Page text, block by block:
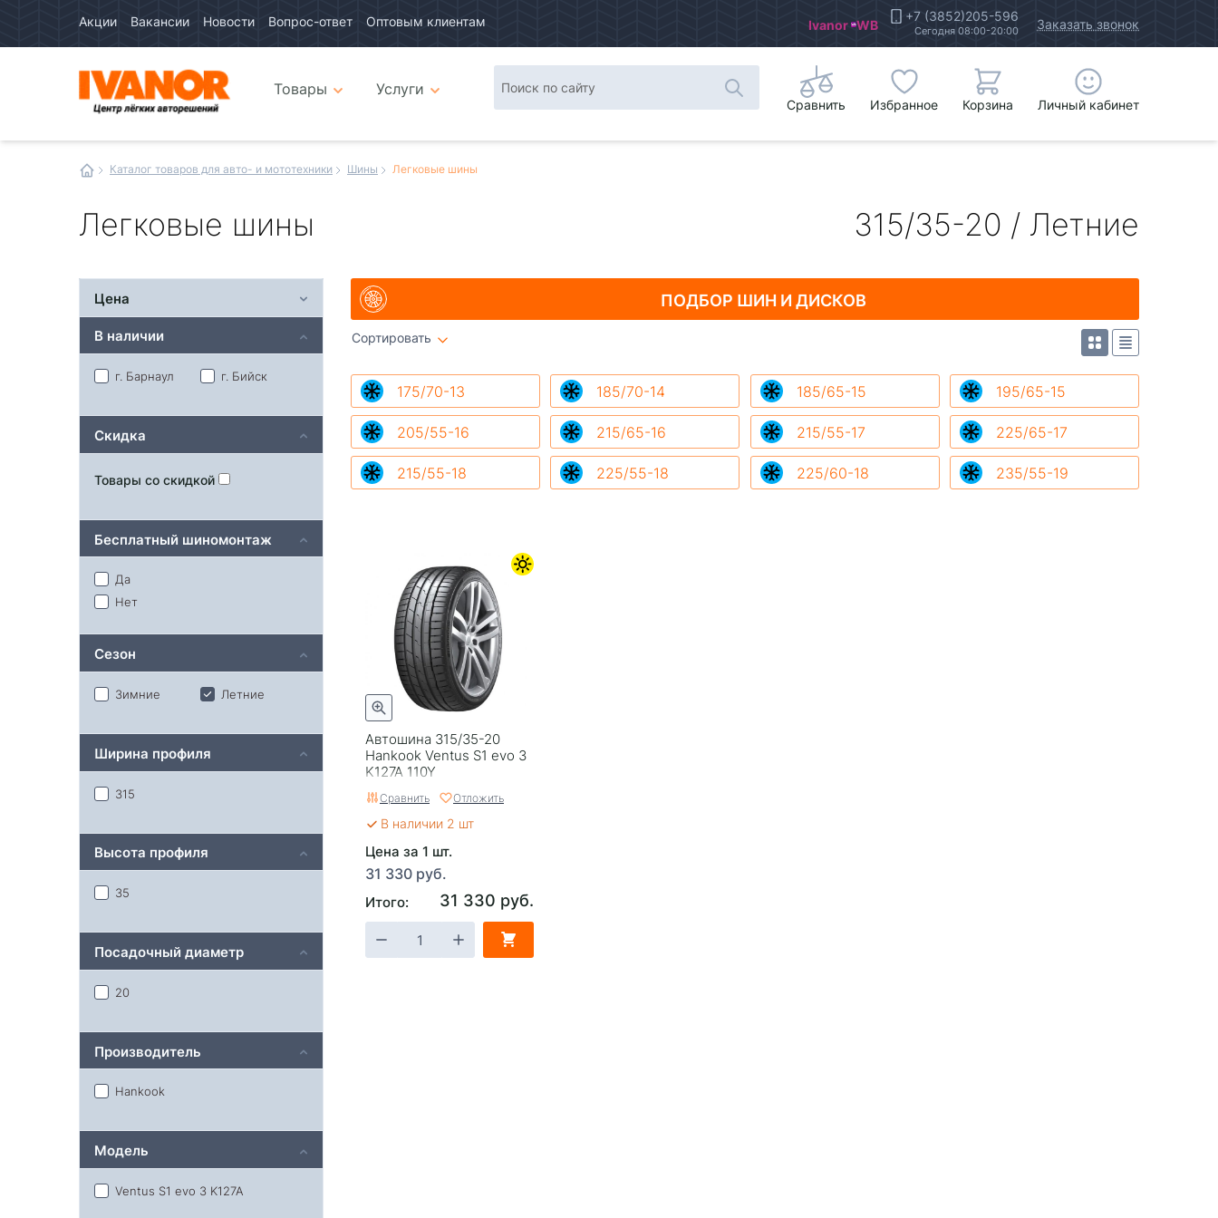
Акции Вакансии Новости Вопрос-ответ Оптовым клиентам Ivanor WB +7 (3852)205-596
Сегодня 08:00-20:00 Заказать звонок
интернетТовары
Услуги
Сравнить Избранное Корзина Личный кабинет
Каталог товаров для авто- и мототехники Шины Легковые шины
Легковые шины 315/35-20 / Летние
ПОДБОР ШИНИ ДИСКОВ
Сортировать
175/70-13 185/70-14 185/65-15 195/65-15
205/55-16 215/65-16 215/55-17 225/65-17
215/55-18 225/55-18 225/60-18 235/55-19
Автошина 315/35-20
Hankook Ventus S1 evo 3
K127A 110Y
Сравнить Отложить
В наличии 2 шт
Цена за 1 шт.
31 330 руб.
Итого: 31 330 руб.
Цена
В наличии
г. Барнаул г. Бийск
Скидка
Товары со скидкой
Бесплатный шиномонтаж
Да
Нет
Сезон
Зимние Летние
Ширина профиля
315
Высота профиля
35
Посадочный диаметр
20
Производитель
Hankook
Модель
Ventus S1 evo 3 K127A